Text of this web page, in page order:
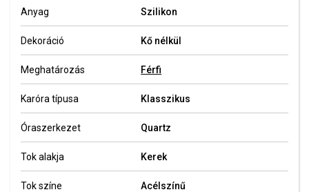
Anyag Szilikon
Dekoráció Kő nélkül
Meghatározás Férfi
Karóra típusa Klasszikus
Óraszerkezet Quartz
Tok alakja Kerek
Tok színe Acélszínű